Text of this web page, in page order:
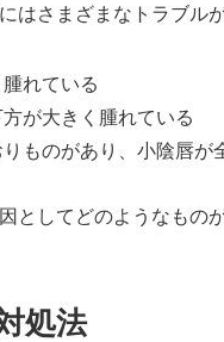
はさまざまなトラブル
れている
が大きく腫れている
ものがあり、小陰唇が
としてどのようなもの
処法